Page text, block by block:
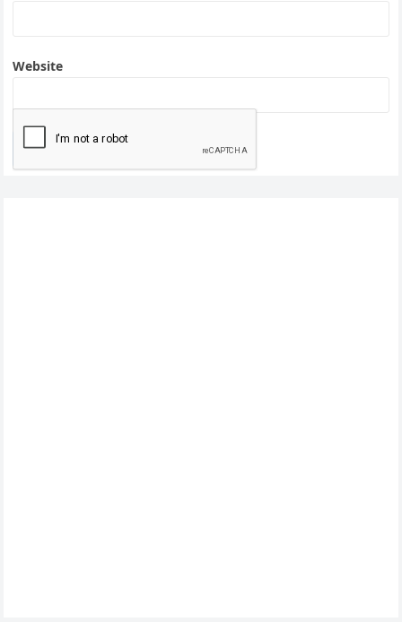
Website